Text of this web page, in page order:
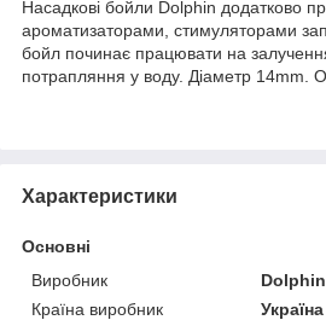
Насадкові бойли Dolphin додатково
ароматизаторами, стимуляторами
бойл починає працювати на
потрапляння у воду. Діаметр 14mm.
Характеристики
Основні
Виробник
Dolphin
Країна виробник
Україна